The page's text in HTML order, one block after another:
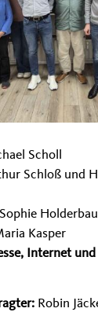
Scholl
Schloß und
Sophie
Kasper
Internet
Robin